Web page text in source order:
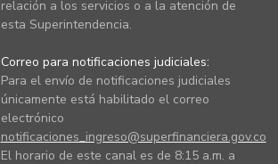
relación a los servicios o a la atención de
esta Superintendencia.
Correo para notificaciones judiciales:
Para el envío de notificaciones judiciales
únicamente está habilitado el correo
electrónico
notificaciones_ingreso@superfinanciera.gov.co
El horario de este canal es de 8:15 a.m. a